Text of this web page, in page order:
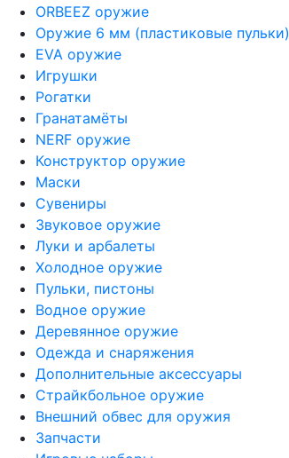
ORBEEZ оружие
Оружие 6 мм (пластиковые пульки)
EVA оружие
Игрушки
Рогатки
Гранатамёты
NERF оружие
Конструктор оружие
Маски
Сувениры
Звуковое оружие
Луки и арбалеты
Холодное оружие
Пульки, пистоны
Водное оружие
Деревянное оружие
Одежда и снаряжения
Дополнительные аксессуары
Страйкбольное оружие
Внешний обвес для оружия
Запчасти